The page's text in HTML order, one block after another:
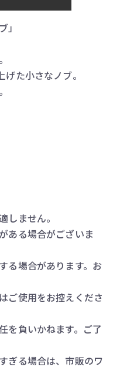
」
た小さなノブ。
しません。
ある場合がございま
る場合があります。お
ご使用をお控えくださ
を負いかねます。ご了
ぎる場合は、市販のワ